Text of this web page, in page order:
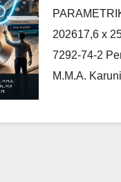
202617,6 x
7292-74-2
M.M.A.